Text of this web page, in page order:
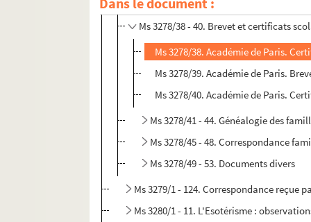
Ms 3278/35 - 37. Livrets militaires
Ms 3278/38 - 40. Brevet et certificats
Ms 3278/38. Académie de Paris.
Ms 3278/39. Académie de Paris.
Ms 3278/40. Académie de Paris.
Ms 3278/41 - 44. Généalogie des
Ms 3278/45 - 48. Correspondance
Ms 3278/49 - 53. Documents divers
Ms 3279/1 - 124. Correspondance reçue
Ms 3280/1 - 11. L'Esotérisme :